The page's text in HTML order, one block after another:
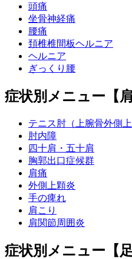
頭痛
坐骨神経痛
腰痛
頚椎椎間板ヘルニア
ヘルニア
ぎっくり腰
症状別メニュー【肩
テニス肘（上腕骨外側上
肘内障
四十肩・五十肩
胸郭出口症候群
肩痛
外側上顆炎
手の痺れ
肩こり
肩関節周囲炎
症状別メニュー【足